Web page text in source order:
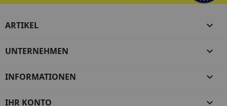
ARTIKEL 
UNTERNEHMEN 
INFORMATIONEN 
IHR KONTO 